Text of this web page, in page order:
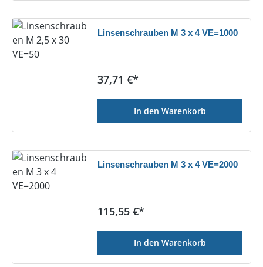
Linsenschrauben M 3 x 4 VE=1000
Regulärer Preis:
37,71 €*
In den Warenkorb
Linsenschrauben M 3 x 4 VE=2000
Regulärer Preis:
115,55 €*
In den Warenkorb